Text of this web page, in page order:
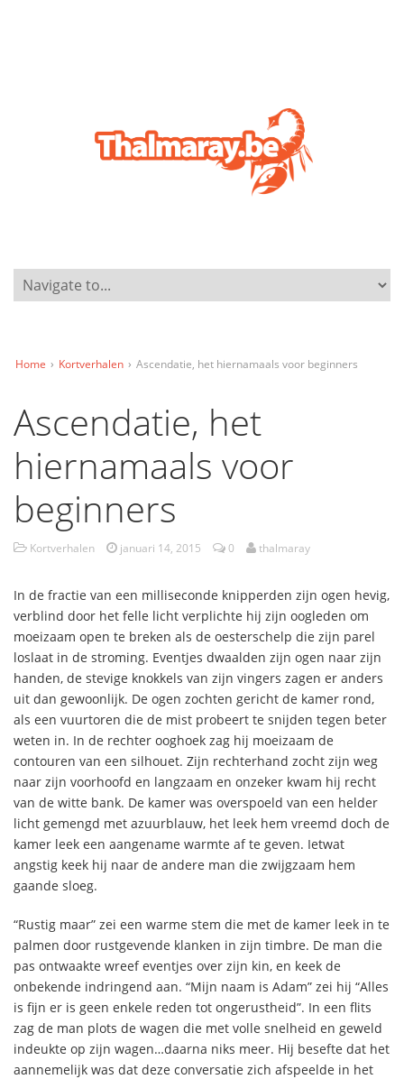
Home › Kortverhalen › Ascendatie, het hiernamaals voor beginners
Ascendatie, het
hiernamaals voor
beginners
Kortverhalen januari 14, 2015 0 thalmaray
In de fractie van een milliseconde knipperden zijn ogen hevig,
verblind door het felle licht verplichte hij zijn oogleden om
moeizaam open te breken als de oesterschelp die zijn parel
loslaat in de stroming. Eventjes dwaalden zijn ogen naar zijn
handen, de stevige knokkels van zijn vingers zagen er anders
uit dan gewoonlijk. De ogen zochten gericht de kamer rond,
als een vuurtoren die de mist probeert te snijden tegen beter
weten in. In de rechter ooghoek zag hij moeizaam de
contouren van een silhouet. Zijn rechterhand zocht zijn weg
naar zijn voorhoofd en langzaam en onzeker kwam hij recht
van de witte bank. De kamer was overspoeld van een helder
licht gemengd met azuurblauw, het leek hem vreemd doch de
kamer leek een aangename warmte af te geven. Ietwat
angstig keek hij naar de andere man die zwijgzaam hem
gaande sloeg.
“Rustig maar” zei een warme stem die met de kamer leek in te
palmen door rustgevende klanken in zijn timbre. De man die
pas ontwaakte wreef eventjes over zijn kin, en keek de
onbekende indringend aan. “Mijn naam is Adam” zei hij “Alles
is fijn er is geen enkele reden tot ongerustheid”. In een flits
zag de man plots de wagen die met volle snelheid en geweld
indeukte op zijn wagen…daarna niks meer. Hij besefte dat het
aannemelijk was dat deze conversatie zich afspeelde in het